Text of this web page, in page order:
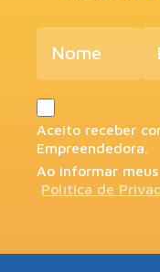
Aceito receber
Empreendedora.
Ao informar
Política de